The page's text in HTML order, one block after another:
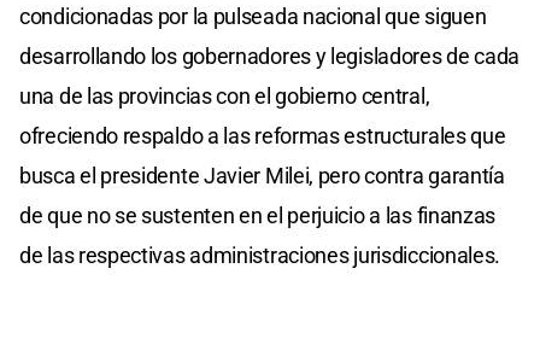
condicionadas por la pulseada nacional que siguen
desarrollando los gobernadores y legisladores de cada
una de las provincias con el gobierno central,
ofreciendo respaldo a las reformas estructurales que
busca el presidente Javier Milei, pero contra garantía
de que no se sustenten en el perjuicio a las finanzas
de las respectivas administraciones jurisdiccionales.